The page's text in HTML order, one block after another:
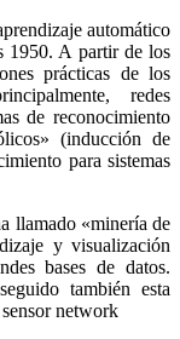
automático
1950. A partir de los
prácticas de los
redes
de reconocimiento
(inducción de
para sistemas
llamado «minería de
y visualización
bases de datos.
también esta